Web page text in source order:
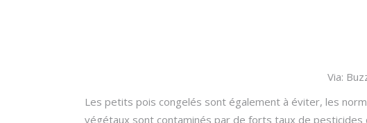
Via:
Les petits pois congelés sont également à éviter, les
végétaux sont contaminés par de forts taux de pesticides